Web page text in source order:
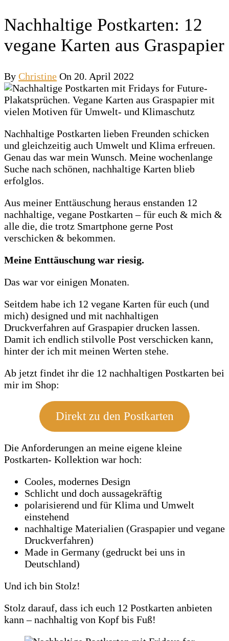
Nachhaltige Postkarten: 12
vegane Karten aus Graspapier
By Christine On 20. April 2022
Nachhaltige Postkarten lieben Freunden schicken
und gleichzeitig auch Umwelt und Klima erfreuen.
Genau das war mein Wunsch. Meine wochenlange
Suche nach schönen, nachhaltige Karten blieb
erfolglos.
Aus meiner Enttäuschung heraus enstanden 12
nachhaltige, vegane Postkarten – für euch & mich &
alle die, die trotz Smartphone gerne Post
verschicken & bekommen.
Meine Enttäuschung war riesig.
Das war vor einigen Monaten.
Seitdem habe ich 12 vegane Karten für euch (und
mich) designed und mit nachhaltigen
Druckverfahren auf Graspapier drucken lassen.
Damit ich endlich stilvolle Post verschicken kann,
hinter der ich mit meinen Werten stehe.
Ab jetzt findet ihr die 12 nachhaltigen Postkarten bei
mir im Shop:
Direkt zu den Postkarten
Die Anforderungen an meine eigene kleine
Postkarten- Kollektion war hoch:
Cooles, modernes Design
Schlicht und doch aussagekräftig
polarisierend und für Klima und Umwelt
einstehend
nachhaltige Materialien (Graspapier und vegane
Druckverfahren)
Made in Germany (gedruckt bei uns in
Deutschland)
Und ich bin Stolz!
Stolz darauf, dass ich euch 12 Postkarten anbieten
kann – nachhaltig von Kopf bis Fuß!